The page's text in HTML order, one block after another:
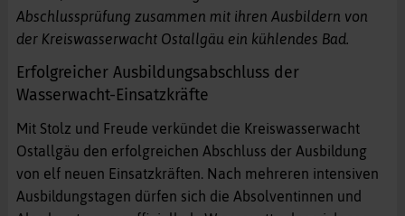
Abschlussprüfung zusammen mit ihren Ausbildern von
der Kreiswasserwacht Ostallgäu ein kühlendes Bad.
Erfolgreicher Ausbildungsabschluss der
Wasserwacht-Einsatzkräfte
Mit Stolz und Freude verkündet die Kreiswasserwacht
Ostallgäu den erfolgreichen Abschluss der Ausbildung
von elf neuen Einsatzkräften. Nach mehreren intensiven
Ausbildungstagen dürfen sich die Absolventinnen und